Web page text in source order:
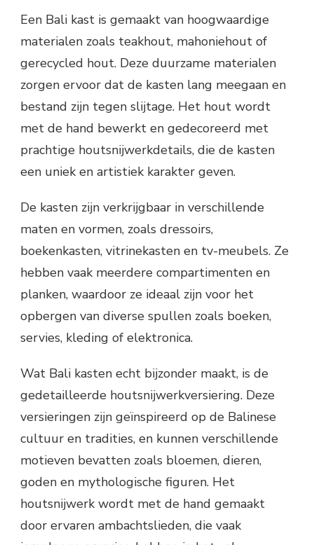
Een Bali kast is gemaakt van hoogwaardige
materialen zoals teakhout, mahoniehout of
gerecycled hout. Deze duurzame materialen
zorgen ervoor dat de kasten lang meegaan en
bestand zijn tegen slijtage. Het hout wordt
met de hand bewerkt en gedecoreerd met
prachtige houtsnijwerkdetails, die de kasten
een uniek en artistiek karakter geven.
De kasten zijn verkrijgbaar in verschillende
maten en vormen, zoals dressoirs,
boekenkasten, vitrinekasten en tv-meubels. Ze
hebben vaak meerdere compartimenten en
planken, waardoor ze ideaal zijn voor het
opbergen van diverse spullen zoals boeken,
servies, kleding of elektronica.
Wat Bali kasten echt bijzonder maakt, is de
gedetailleerde houtsnijwerkversiering. Deze
versieringen zijn geïnspireerd op de Balinese
cultuur en tradities, en kunnen verschillende
motieven bevatten zoals bloemen, dieren,
goden en mythologische figuren. Het
houtsnijwerk wordt met de hand gemaakt
door ervaren ambachtslieden, die vaak